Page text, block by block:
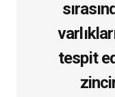
tespit